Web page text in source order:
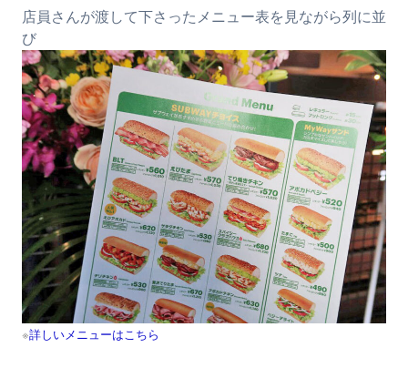
店員さんが渡して下さったメニュー表を見ながら列に並
び
※詳しいメニューはこちら